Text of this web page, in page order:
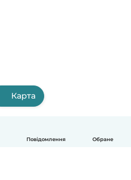
Повідомлення Обране
Карта